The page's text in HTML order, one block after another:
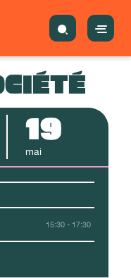
19
mai
15:30 - 17:30